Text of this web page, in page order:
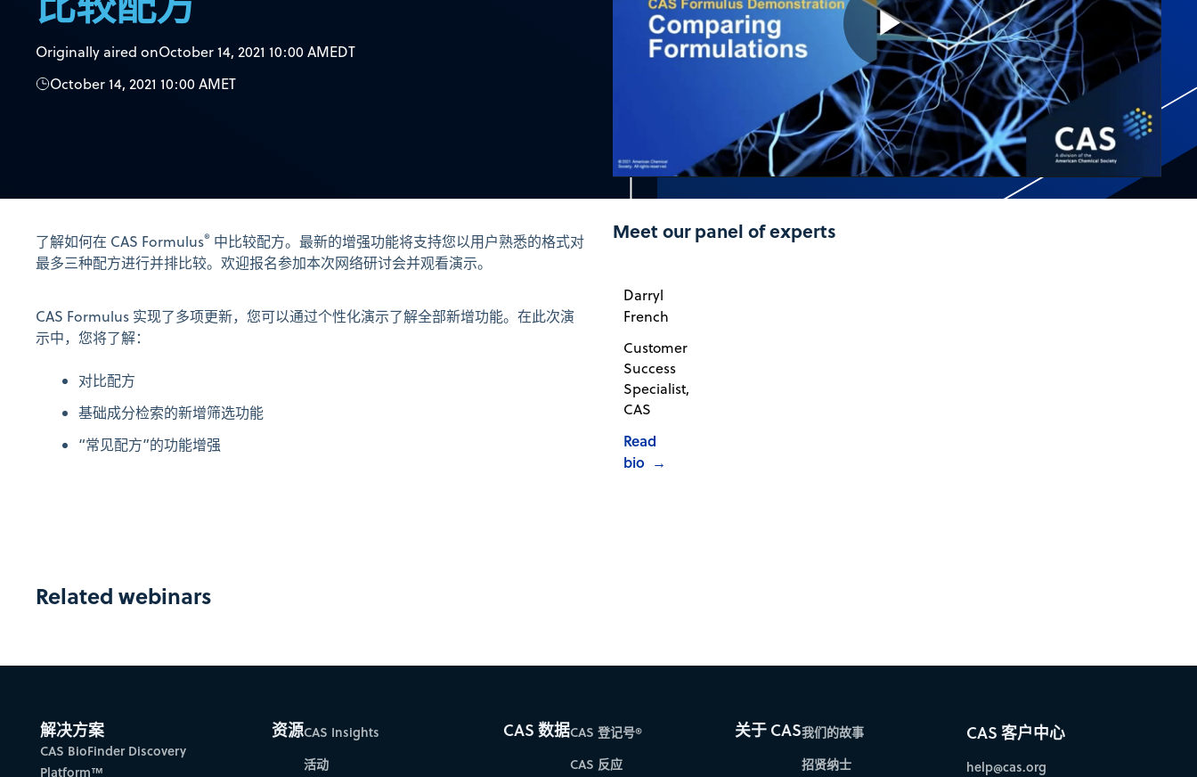
Originally aired onOctober 14, 2021 10:00 AMEDT
October 14, 2021 10:00 AMET
Play
Video
了解如何在 CAS Formulus® 中比较配方。最新的增强功能将支持您以用户熟悉的格式对
最多三种配方进行并排比较。欢迎报名参加本次网络研讨会并观看演示。
CAS Formulus 实现了多项更新，您可以通过个性化演示了解全部新增功能。在此次演
示中，您将了解：
对比配方​
基础成分检索的新增筛选功能
“常见配方”的功能增强
Meet our panel of experts
Darryl
French
Customer
Success
Specialist,
CAS
Read
bio →
Related webinars
解决方案
CAS BioFinder Discovery
Platform™
资源CAS Insights
活动
CAS 数据CAS 登记号®
CAS 反应
关于 CAS我们的故事
招贤纳士
CAS 客户中心
help@cas.org